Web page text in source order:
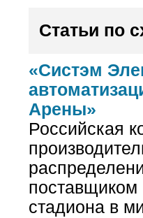
Статьи по
«Систэм
Арены»
Российская
поставщиком
стадиона в